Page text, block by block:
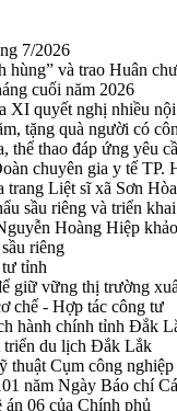
7/2026
hùng” và trao Huân
cuối năm 2026
XI quyết nghị nhiều
tặng quà người có
thể thao đáp ứng yêu
chuyên gia y tế TP.
trang Liệt sĩ xã Sơn Hòa
sầu riêng và triển
Hoàng Hiệp
riêng
tỉnh
giữ vững thị trường
chế - Hợp tác công tư
hành chính tỉnh Đắk
triển du lịch Đắk Lắk
Cụm công nghiệp
năm Ngày Báo chí
06 của Chính phủ